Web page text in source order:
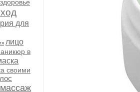
для
лицо
в
своими
массаж